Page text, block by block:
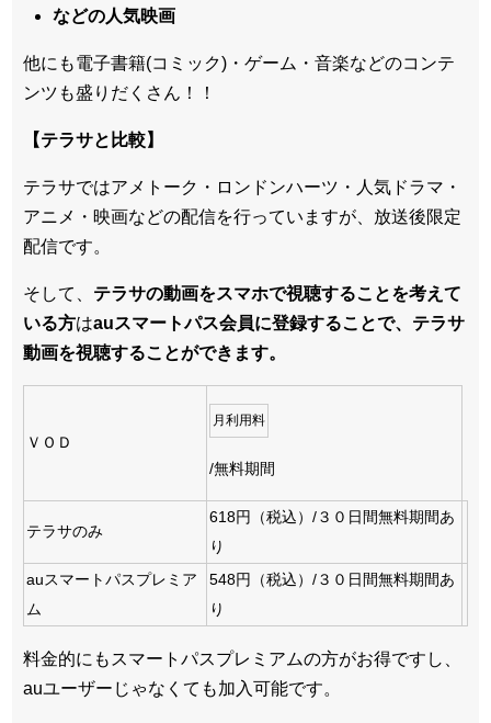
などの人気映画
他にも電子書籍(コミック)・ゲーム・音楽などのコンテ
ンツも盛りだくさん！！
【テラサと比較】
テラサではアメトーク・ロンドンハーツ・人気ドラマ・
アニメ・映画などの配信を行っていますが、放送後限定
配信です。
そして、 テラサの動画をスマホで視聴することを考えて
いる方はauスマートパス会員に登録することで、テラサ
動画を視聴することができます。
ＶＯＤ
月利用料
/無料期間
テラサのみ
618円（税込）/３０日間無料期間あ
り
auスマートパスプレミア
ム
548円（税込）/３０日間無料期間あ
り
料金的にもスマートパスプレミアムの方がお得ですし、
auユーザーじゃなくても加入可能です。